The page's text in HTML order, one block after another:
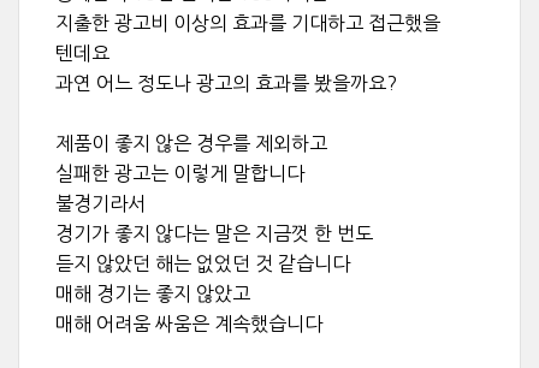
지출한 광고비 이상의 효과를 기대하고 접근했을
텐데요
과연 어느 정도나 광고의 효과를 봤을까요?
제품이 좋지 않은 경우를 제외하고
실패한 광고는 이렇게 말합니다
불경기라서
경기가 좋지 않다는 말은 지금껏 한 번도
듣지 않았던 해는 없었던 것 같습니다
매해 경기는 좋지 않았고
매해 어려움 싸움은 계속했습니다